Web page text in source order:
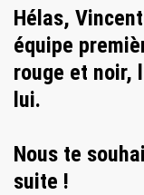
Hélas,
équipe
rouge et noir,
lui.
Nous te
suite !